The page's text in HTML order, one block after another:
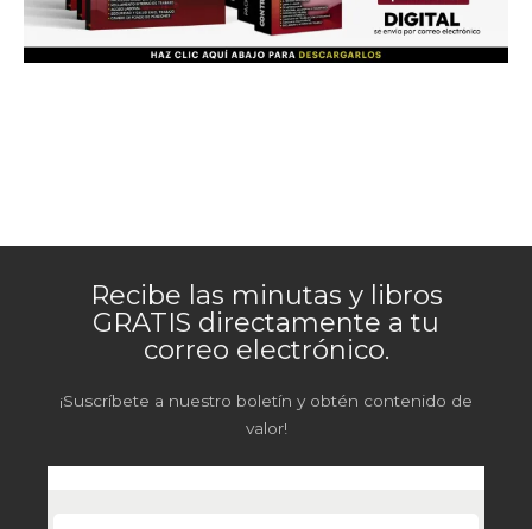
Recibe las minutas y libros
GRATIS directamente a tu
correo electrónico.
¡Suscríbete a nuestro boletín y obtén contenido de
valor!